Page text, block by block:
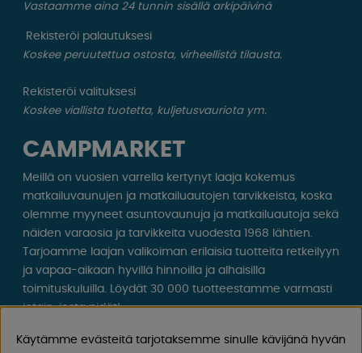
Vastaamme aina 24 tunnin sisällä arkipäivinä
Rekisteröi palautuksesi
Koskee peruutettua ostosta, virheellistä tilausta.
Rekisteröi valituksesi
Koskee viallista tuotetta, kuljetusvauriota ym.
CAMPMARKET
Meillä on vuosien varrella kertynyt laaja kokemus
matkailuvaunujen ja matkailuautojen tarvikkeista, koska
olemme myyneet asuntovaunuja ja matkailuautoja sekä
näiden varaosia ja tarvikkeita vuodesta 1968 lähtien.
Tarjoamme laajan valikoiman erilaisia ​​tuotteita retkeilyyn
ja vapaa-aikaan hyvillä hinnoilla ja alhaisilla
toimituskuluilla. Löydät 30 000 tuotteestamme varmasti
jotain, josta pidät!
Seuraa meitä Facebookissa ja Instagramissa saadaksesi
Käytämme evästeitä tarjotaksemme sinulle kävijänä hyvän